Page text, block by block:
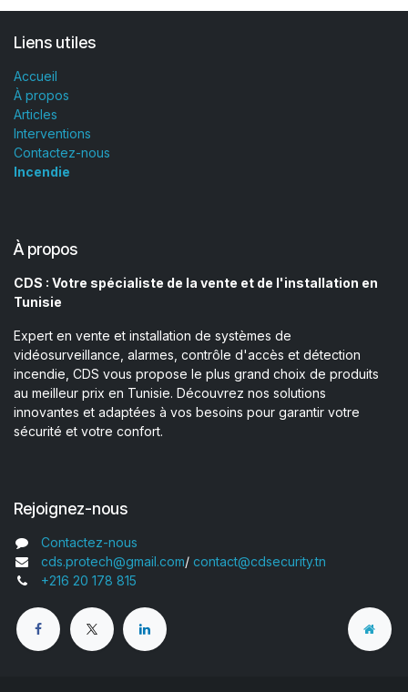
Liens utiles
Accueil
À propos
Articles
Interventions
Contactez-nous
Incendie
À propos
CDS : Votre spécialiste de la vente et de l'installation en
Tunisie
Expert en vente et installation de systèmes de
vidéosurveillance, alarmes, contrôle d'accès et détection
incendie, CDS vous propose le plus grand choix de produits
au meilleur prix en Tunisie. Découvrez nos solutions
innovantes et adaptées à vos besoins pour garantir votre
sécurité et votre confort.
Rejoignez-nous
Contactez-nous
cds.protech@gmail.com/ contact@cdsecurity.tn
+216 20 178 815